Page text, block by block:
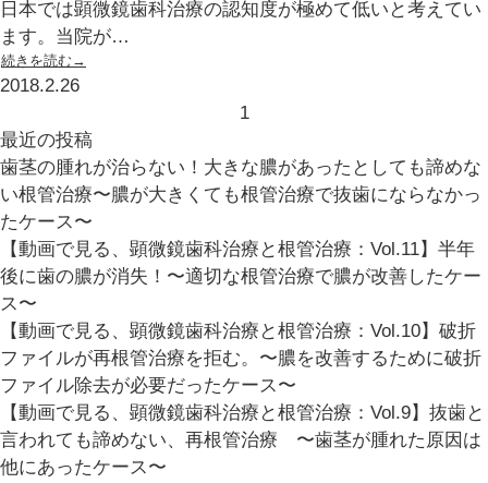
日本では顕微鏡歯科治療の認知度が極めて低いと考えてい
ます。当院が…
続きを読む→
2018.2.26
1
最近の投稿
歯茎の腫れが治らない！大きな膿があったとしても諦めな
い根管治療〜膿が大きくても根管治療で抜歯にならなかっ
たケース〜
【動画で見る、顕微鏡歯科治療と根管治療：Vol.11】半年
後に歯の膿が消失！〜適切な根管治療で膿が改善したケー
ス〜
【動画で見る、顕微鏡歯科治療と根管治療：Vol.10】破折
ファイルが再根管治療を拒む。〜膿を改善するために破折
ファイル除去が必要だったケース〜
【動画で見る、顕微鏡歯科治療と根管治療：Vol.9】抜歯と
言われても諦めない、再根管治療 〜歯茎が腫れた原因は
他にあったケース〜